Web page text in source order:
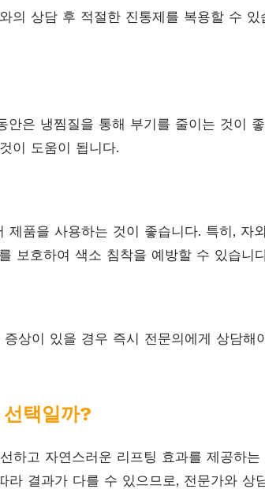
의 상담 후 적절한 진통제를 복용할 수 있
은 냉찜질을 통해 부기를 줄이는 것이
이 도움이 됩니다.
제품을 사용하는 것이 좋습니다. 특히, 자
보호하여 색소 침착을 예방할 수 있습니
상이 있을 경우 즉시 전문의에게 상담해
택일까?
하고 자연스러운 리프팅 효과를 제공하
라 결과가 다를 수 있으므로, 전문가와 상